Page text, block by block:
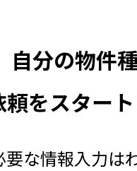
自分の物件
頼をスター
な情報入力は